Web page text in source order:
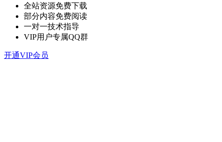
全站资源免费下载
部分内容免费阅读
一对一技术指导
VIP用户专属QQ群
开通VIP会员